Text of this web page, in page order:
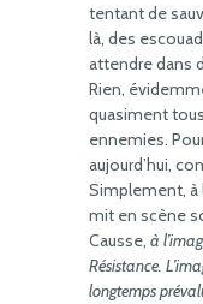
tentant de
là, des
attendre dans
Rien,
quasiment
ennemies.
aujourd’hui,
Simplement, à
mit en scène
Causse, à
Résistance.
longtemps